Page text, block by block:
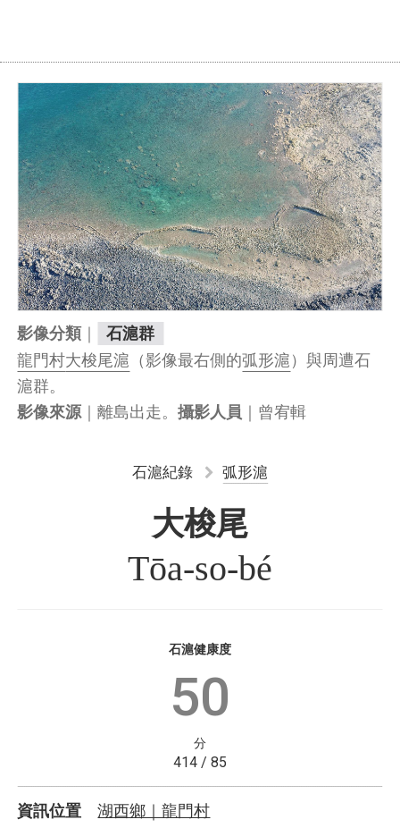
影像分類｜ 石滬群
龍門村大梭尾滬 （影像最右側的弧形滬）與周遭石
滬群。
影像來源 ｜離島出走。攝影人員 ｜曾宥輯
石滬紀錄 弧形滬
大梭尾
Tōa-so-bé
石滬健康度
50
分
414 / 85
資訊位置 湖西鄉｜龍門村